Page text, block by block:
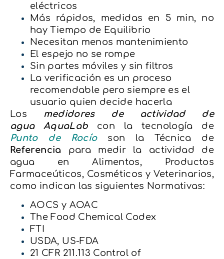
eléctricos
Más rápidos, medidas en 5 min, no
hay Tiempo de Equilibrio
Necesitan menos mantenimiento
El espejo no se rompe
Sin partes móviles y sin filtros
La verificación es un proceso
recomendable pero siempre es el
usuario quien decide hacerla
Los
medidores de actividad de
agua AquaLab con la tecnología de
Punto de Rocío
son la Técnica de
Referencia para medir la actividad de
agua en Alimentos, Productos
Farmaceúticos, Cosméticos y Veterinarios,
como indican las siguientes Normativas:
AOCS y AOAC
The Food Chemical Codex
FTI
USDA, US-FDA
21 CFR 211.113 Control of